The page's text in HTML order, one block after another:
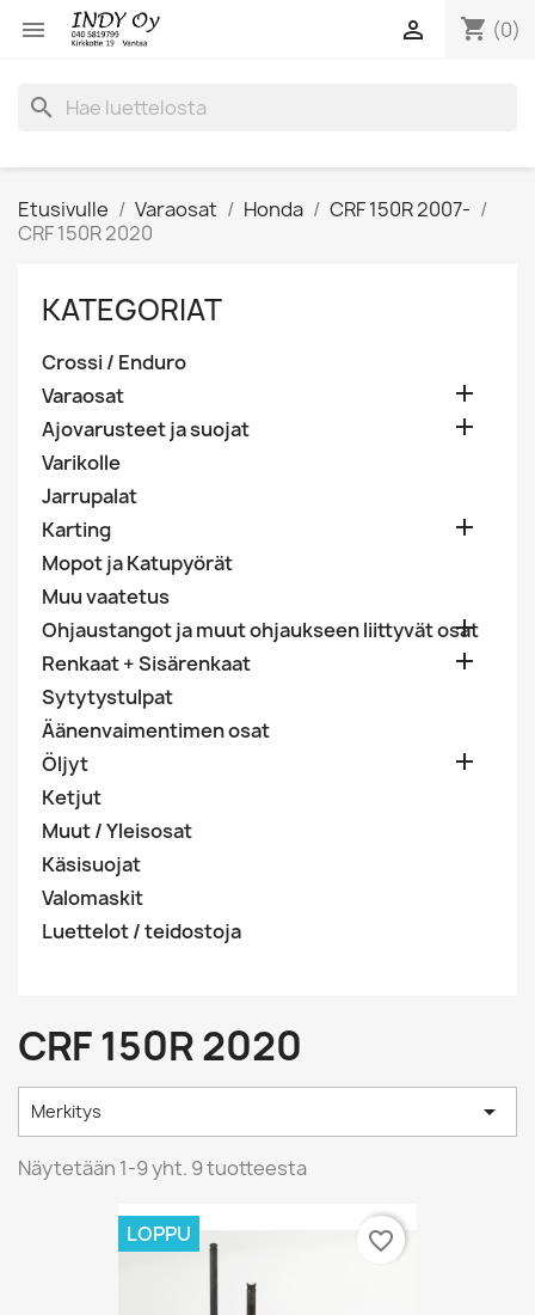
 shopping_cart (0)

search
Etusivulle Varaosat Honda
CRF 150R 2007-
CRF 150R 2020
KATEGORIAT
Crossi / Enduro
Varaosat

Ajovarusteet ja suojat 
Varikolle
Jarrupalat
Karting

Mopot ja Katupyörät
Muu vaatetus
Ohjaustangot ja muut ohjaukseen liittyvät osat

Renkaat + Sisärenkaat 
Sytytystulpat
Äänenvaimentimen osat
Öljyt

Ketjut
Muut / Yleisosat
Käsisuojat
Valomaskit
Luettelot / teidostoja
CRF 150R 2020
Merkitys 
Näytetään 1-9 yht. 9 tuotteesta
LOPPU favorite_border